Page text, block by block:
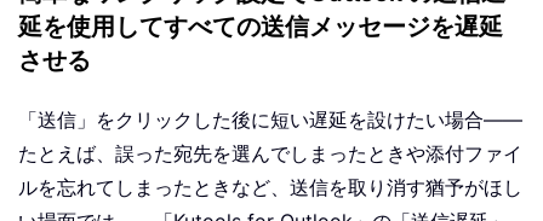
延を使用してすべての送信メッセージを遅延
させる
「送信」をクリックした後に短い遅延を設けたい場合——
たとえば、誤った宛先を選んでしまったときや添付ファイ
ルを忘れてしまったときなど、送信を取り消す猶予がほし